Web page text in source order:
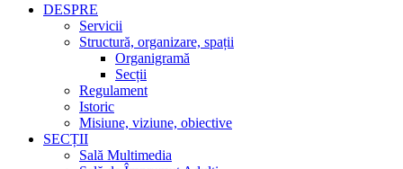
DESPRE
Servicii
Structură, organizare, spații
Organigramă
Secții
Regulament
Istoric
Misiune, viziune, obiective
SECȚII
Sală Multimedia